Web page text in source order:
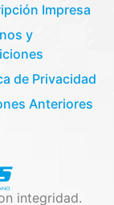
Impresa
y
de Privacidad
Anteriores
integridad.